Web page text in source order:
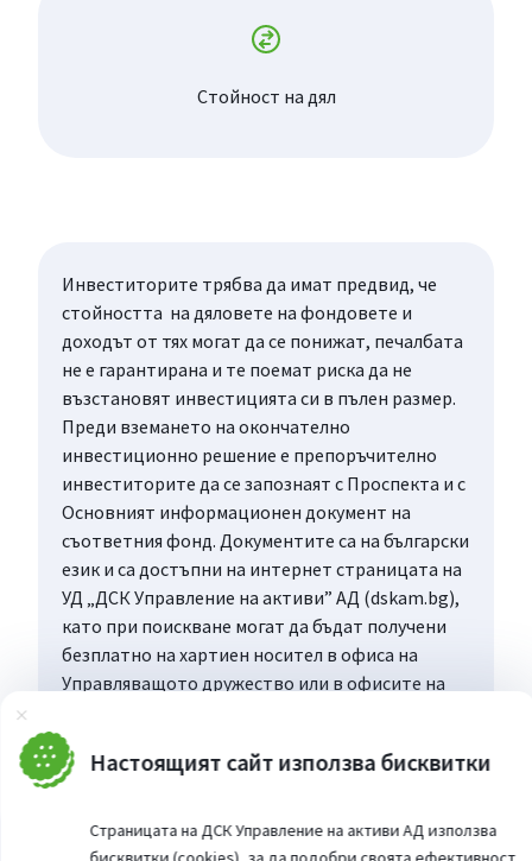
Затвори
Настоящият сайт използва бисквитки
Страницата на ДСК Управление на активи АД използва
Стойност на дял
Инвеститорите трябва да имат предвид, че
стойността на дяловете на фондовете и
доходът от тях могат да се понижат, печалбата
не е гарантирана и те поемат риска да не
възстановят инвестицията си в пълен размер.
Преди вземането на окончателно
инвестиционно решение е препоръчително
инвеститорите да се запознаят с Проспекта и с
Основният информационен документ на
съответния фонд. Документите са на български
език и са достъпни на интернет страницата на
УД „ДСК Управление на активи” АД (dskam.bg),
като при поискване могат да бъдат получени
безплатно на хартиен носител в офиса на
Управляващото дружество или в офисите на
дистрибуция, всеки работен ден в рамките на
работното им време.